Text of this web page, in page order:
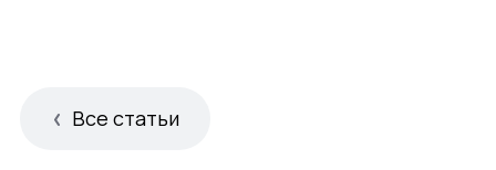
Все статьи